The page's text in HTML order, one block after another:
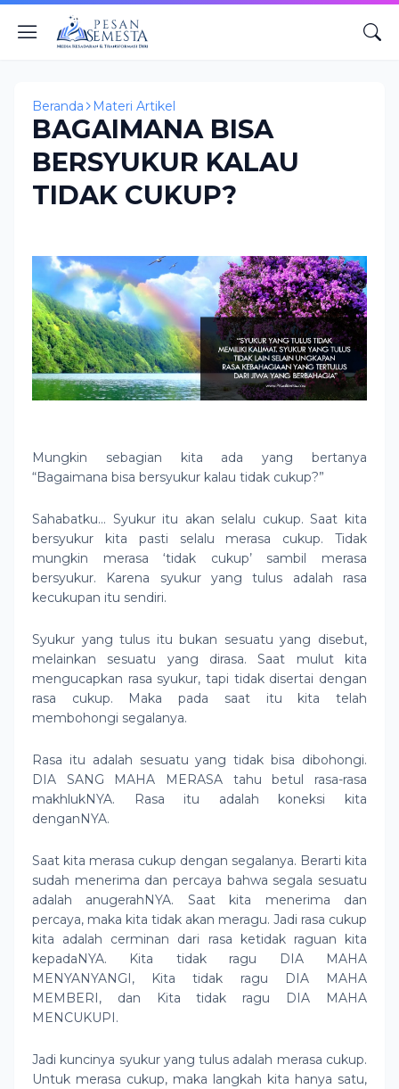
Beranda Materi Artikel
BAGAIMANA BISA
BERSYUKUR KALAU
TIDAK CUKUP?
Mungkin sebagian kita ada yang bertanya
“Bagaimana bisa bersyukur kalau tidak cukup?”
Sahabatku… Syukur itu akan selalu cukup. Saat kita
bersyukur kita pasti selalu merasa cukup. Tidak
mungkin merasa ‘tidak cukup’ sambil merasa
bersyukur. Karena syukur yang tulus adalah rasa
kecukupan itu sendiri.
Syukur yang tulus itu bukan sesuatu yang disebut,
melainkan sesuatu yang dirasa. Saat mulut kita
mengucapkan rasa syukur, tapi tidak disertai dengan
rasa cukup. Maka pada saat itu kita telah
membohongi segalanya.
Rasa itu adalah sesuatu yang tidak bisa dibohongi.
DIA SANG MAHA MERASA tahu betul rasa-rasa
makhlukNYA. Rasa itu adalah koneksi kita
denganNYA.
Saat kita merasa cukup dengan segalanya. Berarti kita
sudah menerima dan percaya bahwa segala sesuatu
adalah anugerahNYA. Saat kita menerima dan
percaya, maka kita tidak akan meragu. Jadi rasa cukup
kita adalah cerminan dari rasa ketidak raguan kita
kepadaNYA. Kita tidak ragu DIA MAHA
MENYANYANGI, Kita tidak ragu DIA MAHA
MEMBERI, dan Kita tidak ragu DIA MAHA
MENCUKUPI.
Jadi kuncinya syukur yang tulus adalah merasa cukup.
Untuk merasa cukup, maka langkah kita hanya satu,